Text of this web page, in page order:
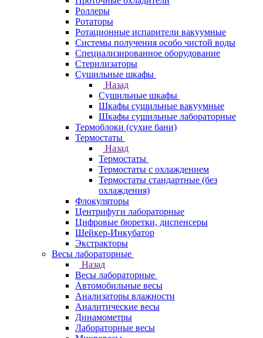
Роллеры
Ротаторы
Ротационные испарители вакуумные
Системы получения особо чистой воды
Специализированное оборудование
Стерилизаторы
Сушильные шкафы
Назад
Сушильные шкафы
Шкафы сушильные вакуумные
Шкафы сушильные лабораторные
Термоблоки (сухие бани)
Термостаты
Назад
Термостаты
Термостаты с охлаждением
Термостаты стандартные (без
охлаждения)
Флокуляторы
Центрифуги лабораторные
Цифровые бюретки, диспенсеры
Шейкер-Инкубатор
Экстракторы
Весы лабораторные
Назад
Весы лабораторные
Автомобильные весы
Анализаторы влажности
Аналитические весы
Динамометры
Лабораторные весы